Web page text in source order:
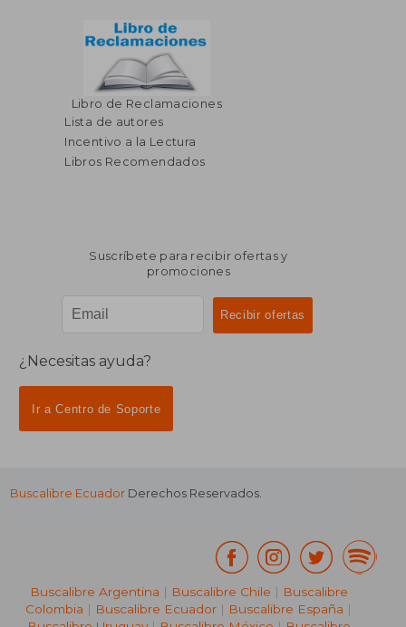
Libro de Reclamaciones
Lista de autores
Incentivo a la Lectura
Libros Recomendados
Suscríbete para recibir ofertas y
promociones
¿Necesitas ayuda?
Ir a Centro de Soporte
Buscalibre Ecuador Derechos Reservados.
Buscalibre Argentina | Buscalibre Chile | Buscalibre
Colombia | Buscalibre Ecuador | Buscalibre España |